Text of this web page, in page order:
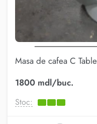
Masa de cafea C Table
1800 mdl/buc.
Stoc: